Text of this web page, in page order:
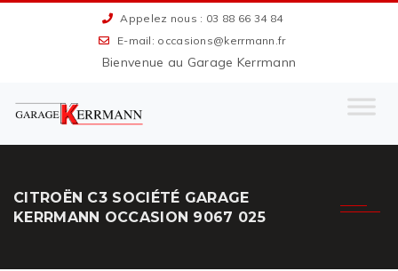
Appelez nous : 03 88 66 34 84
E-mail: occasions@kerrmann.fr
Bienvenue au Garage Kerrmann
CITROËN C3 SOCIÉTÉ GARAGE
KERRMANN OCCASION 9067 025